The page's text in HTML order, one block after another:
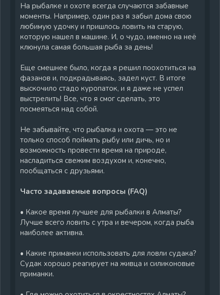
На рыбалке и охоте всегда случаются забавные
моменты. Например, один раз я забыл дома свою
любимую удочку и пришлось ловить на старую,
которую нашел в машине. И, о чудо, именно на неё
клюнула самая большая рыба за день!
Еще смешнее было, когда я решил поохотиться на
фазанов и, подкрадываясь, задел куст. В итоге
выскочило стадо куропаток, и я даже не успел
выстрелить! Все, что я смог сделать, это
посмеяться над собой.
Не забывайте, что рыбалка и охота — это не
только способ поймать рыбу или дичь, но и
возможность провести время на природе,
насладиться свежим воздухом и, конечно,
пообщаться с друзьями.
Часто задаваемые вопросы (FAQ)
• Какое время лучшее для рыбалки в Алматы?
Лучше всего ловить с утра и вечером, когда рыба
наиболее активна.
• Какие приманки использовать для ловли судака?
Судак хорошо реагирует на живца и силиконовые
приманки.